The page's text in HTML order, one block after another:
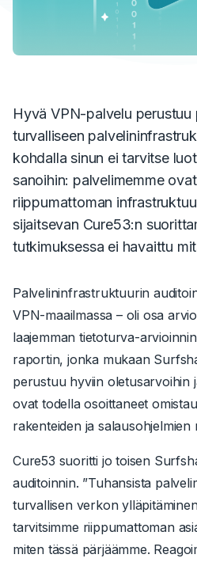
Hyvä VPN-palvelu
turvalliseen
kohdalla sinun ei tarvitse
sanoihin: palvelimemme
riippumattoman
sijaitsevan Cure53:n
tutkimuksessa ei havaittu
Palvelininfrastruktuurin
VPN-maailmassa – oli osa
laajemman tietoturva-
raportin, jonka mukaan
perustuu hyviin oletusarvoihin
ovat todella osoittaneet
rakenteiden ja salausohjelmien
Cure53 suoritti jo toisen
auditoinnin. ”Tuhansista
turvallisen verkon
tarvitsimme riippumattoman
miten tässä pärjäämme.